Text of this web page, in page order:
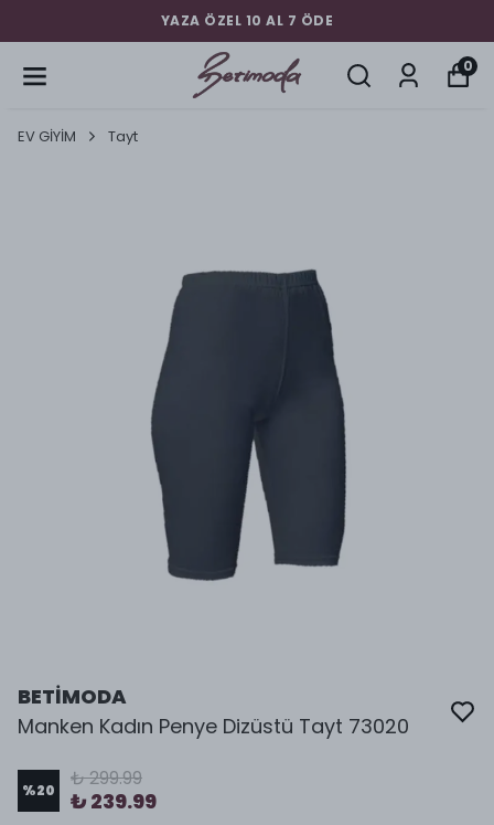
YAZA ÖZEL 10 AL 7 ÖDE
0
EV GİYİM Tayt
BETİMODA
Manken Kadın Penye Dizüstü Tayt 73020
%20 ₺ 299.99
₺ 239.99